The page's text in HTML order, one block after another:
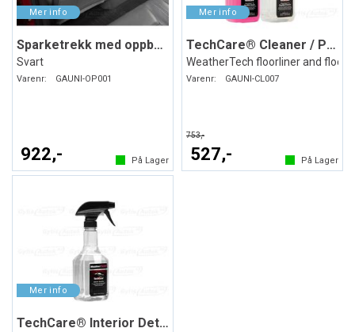
Sparketrekk med oppbevaring
Svart
Varenr: GAUNI-OP001
922,- På Lager
TechCare® Cleaner / Protector
WeatherTech floorliner and
Varenr: GAUNI-CL007
753,-
527,- På Lager
TechCare® Interior Detailer